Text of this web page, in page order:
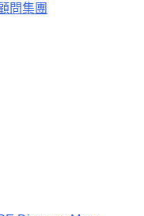
問集團